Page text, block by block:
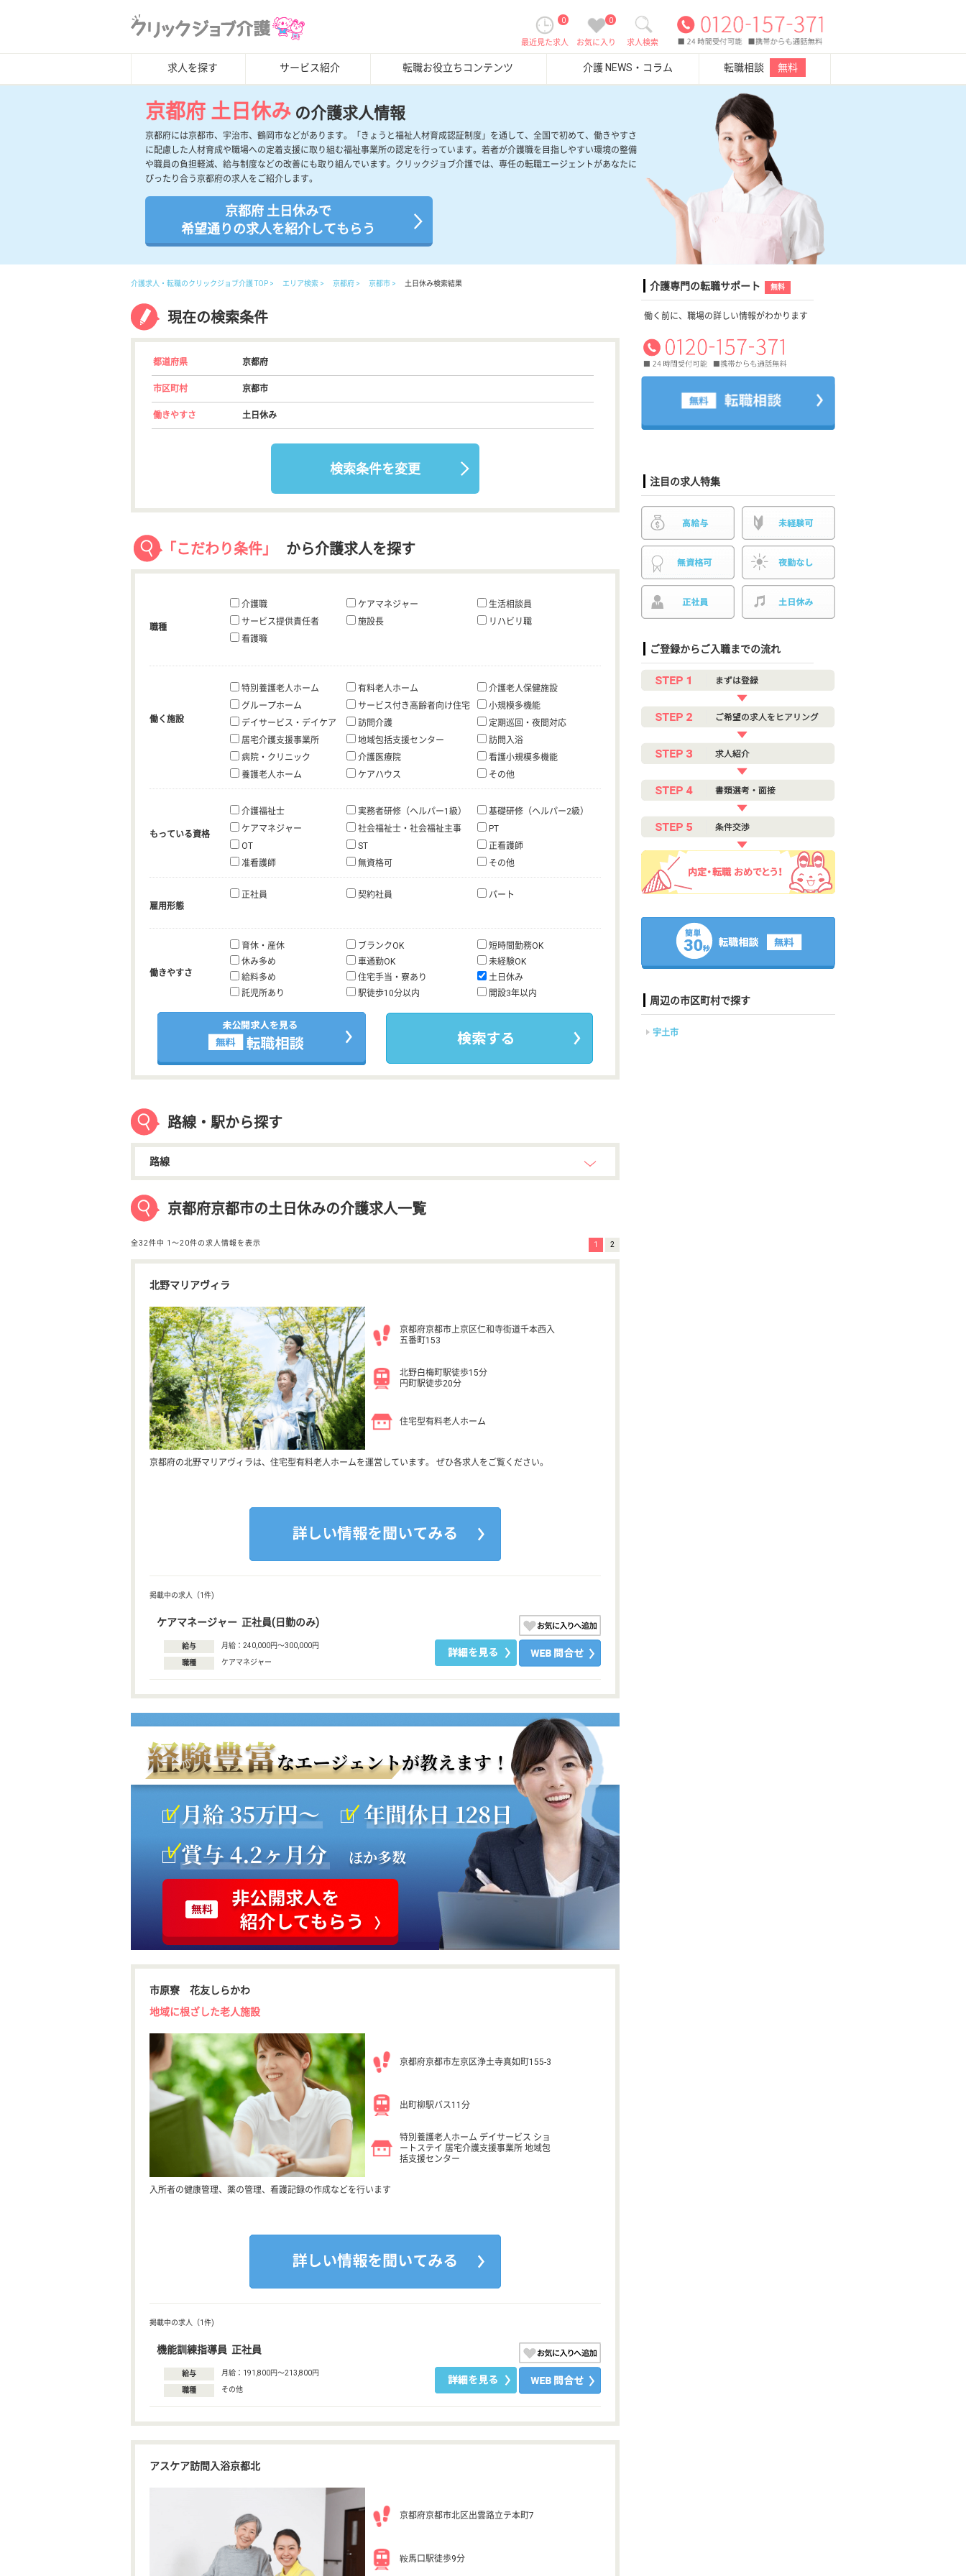
求人検索
0
お気に入り
0
最近見た求人
求人を探す サービス紹介 転職お役立ちコンテンツ 介護 NEWS・コラム 転職相談 無料
京都府 土日休み の介護求人情報
京都府には京都市、宇治市、鶴岡市などがあります。「きょうと福祉人材育成認証制度」を通して、全国で初めて、働きやすさ
に配慮した人材育成や職場への定着支援に取り組む福祉事業所の認定を行っています。若者が介護職を目指しやすい環境の整備
や職員の負担軽減、給与制度などの改善にも取り組んでいます。クリックジョブ介護では、専任の転職エージェントがあなたに
ぴったり合う京都府の求人をご紹介します。
京都府 土日休みで
希望通りの求人を紹介してもらう
介護求人・転職のクリックジョブ介護 TOP エリア検索 京都府 京都市 土日休み検索結果
現在の検索条件
都道府県 京都府
市区町村 京都市
働きやすさ 土日休み
検索条件を変更
「こだわり条件」 から介護求人を探す
職種
介護職 ケアマネジャー
生活相談員
サービス提供責任者
施設長
リハビリ職
看護職
働く施設
特別養護老人ホーム 有料老人ホーム
介護老人保健施設
グループホーム
サービス付き高齢者向け住宅
小規模多機能
デイサービス・デイケア
訪問介護
定期巡回・夜間対応
居宅介護支援事業所
地域包括支援センター
訪問入浴
病院・クリニック
介護医療院
看護小規模多機能
養護老人ホーム
ケアハウス その他
もっている資格
介護福祉士 実務者研修（ヘルパー1級）
基礎研修（ヘルパー2級）
ケアマネジャー
社会福祉士・社会福祉主事
PT
OT
ST
正看護師
准看護師
無資格可 その他
雇用形態
正社員 契約社員 パート
働きやすさ
育休・産休 ブランクOK
短時間勤務OK
休み多め
車通勤OK
未経験OK
給料多め
住宅手当・寮あり
土日休み
託児所あり
駅徒歩10分以内 開設3年以内
路線・駅から探す
路線
京都府京都市の土日休みの介護求人一覧
全32件中 1〜20件の求人情報を表示 1 2
北野マリアヴィラ
京都府京都市上京区仁和寺街道千本西入
五番町153
北野白梅町駅徒歩15分
円町駅徒歩20分
住宅型有料老人ホーム
京都府の北野マリアヴィラは、住宅型有料老人ホームを運営しています。 ぜひ各求人をご覧ください。
掲載中の求人（1件)
ケアマネージャー 正社員(日勤のみ)
給与 月給：240,000円〜300,000円
職種 ケアマネジャー
市原寮 花友しらかわ
地域に根ざした老人施設
京都府京都市左京区浄土寺真如町155-3
出町柳駅バス11分
特別養護老人ホーム デイサービス ショ
ートステイ 居宅介護支援事業所 地域包
括支援センター
入所者の健康管理、薬の管理、看護記録の作成などを行います
掲載中の求人（1件)
機能訓練指導員 正社員
給与 月給：191,800円〜213,800円
職種 その他
アスケア訪問入浴京都北
京都府京都市北区出雲路立テ本町7
鞍馬口駅徒歩9分
介護専門の転職サポート 無料
働く前に、職場の詳しい情報がわかります
注目の求人特集
ご登録からご入職までの流れ
周辺の市区町村で探す
宇土市